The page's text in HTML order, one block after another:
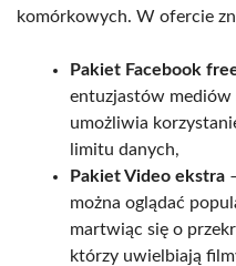
komórkowych. W ofercie
Pakiet Facebook
entuzjastów mediów
umożliwia
limitu danych,
Pakiet Video ekstra
można oglądać
martwiąc się o
którzy uwielbiają